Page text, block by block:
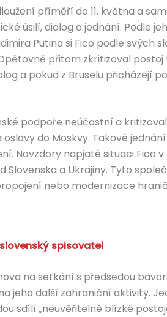
příměří do 11. května a
úsilí, dialog a jednání. Podle
Putina si Fico podle svých
přitom zkritizoval postoj
a pokud z Bruselu přicházejí
podpoře neúčastní a
do Moskvy. Takové
Navzdory napjaté situaci Fico
a Ukrajiny. Tyto
nebo modernizace
spisovatel
na setkání s předsedou
jeho další zahraniční aktivity.
sdílí „neuvěřitelně blízké